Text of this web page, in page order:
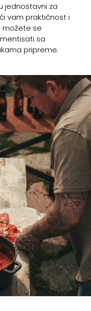
jednostavni za
vam praktičnost i
možete se
sa
pripreme.